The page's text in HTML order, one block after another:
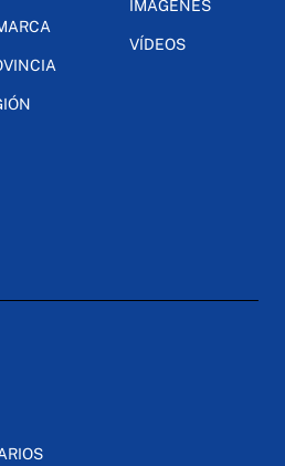
IMÁGENES
VÍDEOS